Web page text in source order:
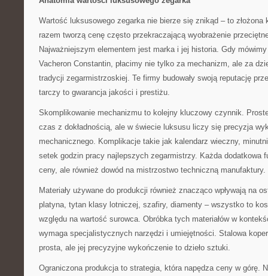
Wartość luksusowego zegarka nie bierze się znikąd – to złożona
razem tworzą cenę często przekraczającą wyobrażenie
Najważniejszym elementem jest marka i jej historia. Gdy
Vacheron Constantin, płacimy nie tylko za mechanizm, ale za
tradycji zegarmistrzoskiej. Te firmy budowały swoją reputację
tarczy to gwarancja jakości i prestiżu.
Skomplikowanie mechanizmu to kolejny kluczowy czynnik.
czas z dokładnością, ale w świecie luksusu liczy się precyzja
mechanicznego. Komplikacje takie jak kalendarz wieczny,
setek godzin pracy najlepszych zegarmistrzy. Każda dodatkowa
ceny, ale również dowód na mistrzostwo techniczną manufaktury.
Materiały używane do produkcji również znacząco wpływają na
platyna, tytan klasy lotniczej, szafiry, diamenty – wszystko to
względu na wartość surowca. Obróbka tych materiałów w
wymaga specjalistycznych narzędzi i umiejętności. Stalowa
prosta, ale jej precyzyjne wykończenie to dzieło sztuki.
Ograniczona produkcja to strategia, która napędza ceny w górę.